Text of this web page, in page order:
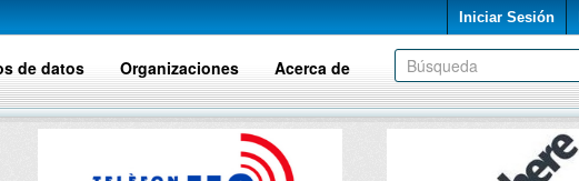
Iniciar Sesión
de datos Organizaciones Acerca de